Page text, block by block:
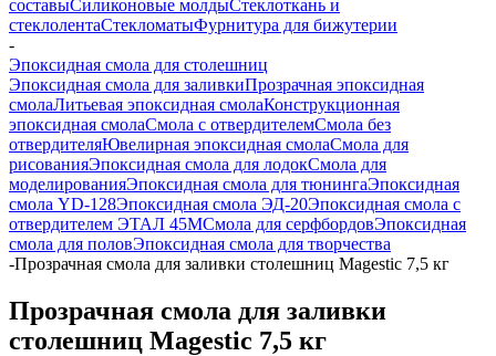
составыСиликоновые молдыСтеклоткань и
стеклолентаСтекломатыФурнитура для бижутерии
-
Эпоксидная смола для столешниц
Эпоксидная смола для заливкиПрозрачная эпоксидная
смолаЛитьевая эпоксидная смолаКонструкционная
эпоксидная смолаСмола с отвердителемСмола без
отвердителяЮвелирная эпоксидная смолаСмола для
рисованияЭпоксидная смола для лодокСмола для
моделированияЭпоксидная смола для тюнингаЭпоксидная
смола YD-128Эпоксидная смола ЭД-20Эпоксидная смола с
отвердителем ЭТАЛ 45МСмола для серфбордовЭпоксидная
смола для половЭпоксидная смола для творчества
-Прозрачная смола для заливки столешниц Magestic 7,5 кг
Прозрачная смола для заливки
столешниц Magestic 7,5 кг